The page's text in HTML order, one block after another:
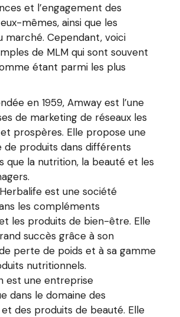
et l’engagement des
mêmes, ainsi que les
marché. Cependant, voici
de MLM qui sont souvent
étant parmi les plus
en 1959, Amway est l’une
de marketing de réseaux les
prospères. Elle propose une
de produits dans différents
que la nutrition, la beauté et les
est une société
les compléments
les produits de bien-être. Elle
succès grâce à son
perte de poids et à sa gamme
nutritionnels.
est une entreprise
dans le domaine des
des produits de beauté. Elle